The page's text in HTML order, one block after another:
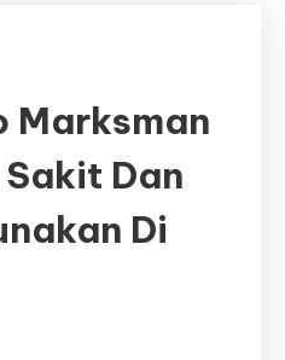
Marksman
Dan
Di